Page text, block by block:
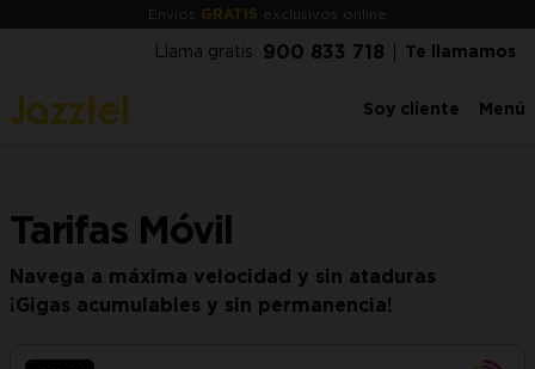
Envíos GRATIS exclusivos online
Llama gratis 900 833 718 Te llamamos
Soy cliente Menú
Tarifas Móvil
Navega a máxima velocidad y sin ataduras
¡Gigas acumulables y sin permanencia!